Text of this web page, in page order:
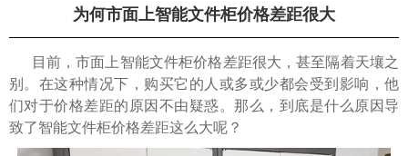
为何市面上智能文件柜价格差距很大
目前，市面上智能文件柜价格差距很大，甚至隔着天壤之
别。在这种情况下，购买它的人或多或少都会受到影响，他
们对于价格差距的原因不由疑惑。那么，到底是什么原因导
致了智能文件柜价格差距这么大呢？